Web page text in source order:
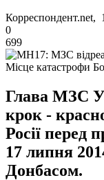
Корреспондент.net,
0
699
Місце катастрофи
Глава МЗС
крок -
Росії перед
17 липня
Донбасом.